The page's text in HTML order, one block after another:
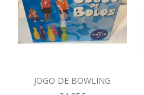
JOGO DE BOWLING